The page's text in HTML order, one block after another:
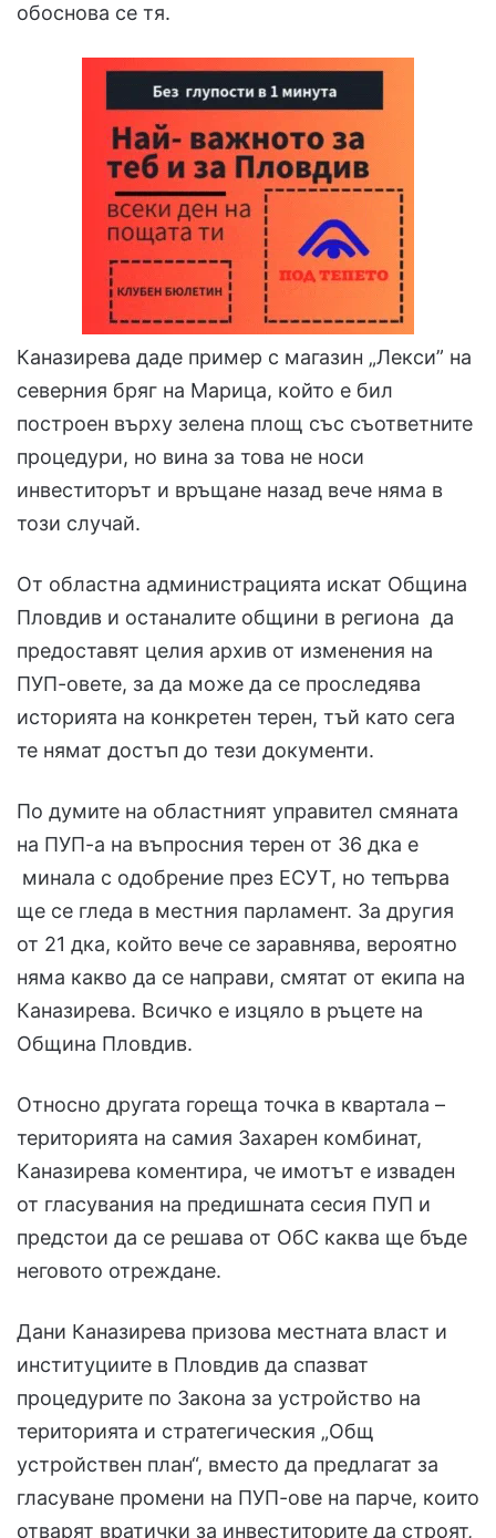
обоснова се тя.
Каназирева даде пример с магазин „Лекси” на
северния бряг на Марица, който е бил
построен върху зелена площ със съответните
процедури, но вина за това не носи
инвеститорът и връщане назад вече няма в
този случай.
От областна администрацията искат Община
Пловдив и останалите общини в региона да
предоставят целия архив от изменения на
ПУП-овете, за да може да се проследява
историята на конкретен терен, тъй като сега
те нямат достъп до тези документи.
По думите на областният управител смяната
на ПУП-а на въпросния терен от 36 дка е
минала с одобрение през ЕСУТ, но тепърва
ще се гледа в местния парламент. За другия
от 21 дка, който вече се заравнява, вероятно
няма какво да се направи, смятат от екипа на
Каназирева. Всичко е изцяло в ръцете на
Община Пловдив.
Относно другата гореща точка в квартала –
територията на самия Захарен комбинат,
Каназирева коментира, че имотът е изваден
от гласувания на предишната сесия ПУП и
предстои да се решава от ОбС каква ще бъде
неговото отреждане.
Дани Каназирева призова местната власт и
институциите в Пловдив да спазват
процедурите по Закона за устройство на
територията и стратегическия „Общ
устройствен план“, вместо да предлагат за
гласуване промени на ПУП-ове на парче, които
отварят вратички за инвеститорите да строят,